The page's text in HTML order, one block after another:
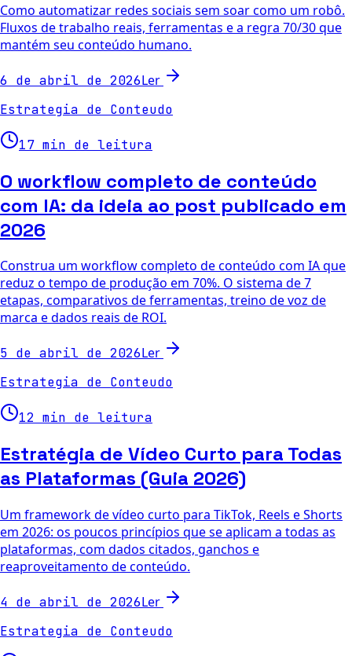
Como automatizar redes sociais sem soar como um robô.
Fluxos de trabalho reais, ferramentas e a regra 70/30 que
mantém seu conteúdo humano.
6 de abril de 2026Ler
Estrategia de Conteudo
17 min de leitura
O workflow completo de conteúdo
com IA: da ideia ao post publicado em
2026
Construa um workflow completo de conteúdo com IA que
reduz o tempo de produção em 70%. O sistema de 7
etapas, comparativos de ferramentas, treino de voz de
marca e dados reais de ROI.
5 de abril de 2026Ler
Estrategia de Conteudo
12 min de leitura
Estratégia de Vídeo Curto para Todas
as Plataformas (Guia 2026)
Um framework de vídeo curto para TikTok, Reels e Shorts
em 2026: os poucos princípios que se aplicam a todas as
plataformas, com dados citados, ganchos e
reaproveitamento de conteúdo.
4 de abril de 2026Ler
Estrategia de Conteudo